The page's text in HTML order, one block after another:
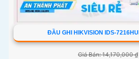
ĐẦU GHI HIKVISION IDS-
Giá Bán: 14,170,000 ₫